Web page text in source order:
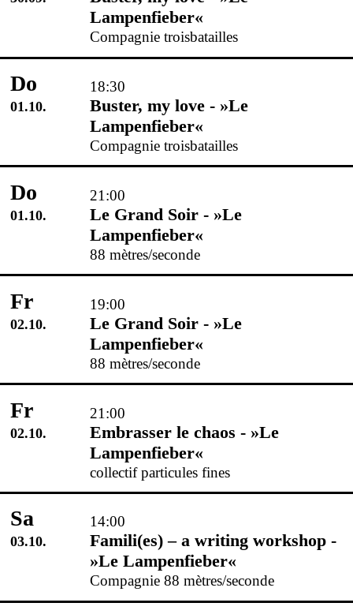
Lampenfieber«
Compagnie troisbatailles
Do
01.10.
18:30
Buster, my love - »Le
Lampenfieber«
Compagnie troisbatailles
Do
01.10.
21:00
Le Grand Soir - »Le
Lampenfieber«
88 mètres/seconde
Fr
02.10.
19:00
Le Grand Soir - »Le
Lampenfieber«
88 mètres/seconde
Fr
02.10.
21:00
Embrasser le chaos - »Le
Lampenfieber«
collectif particules fines
Sa
03.10.
14:00
Famili(es) – a writing workshop -
»Le Lampenfieber«
Compagnie 88 mètres/seconde